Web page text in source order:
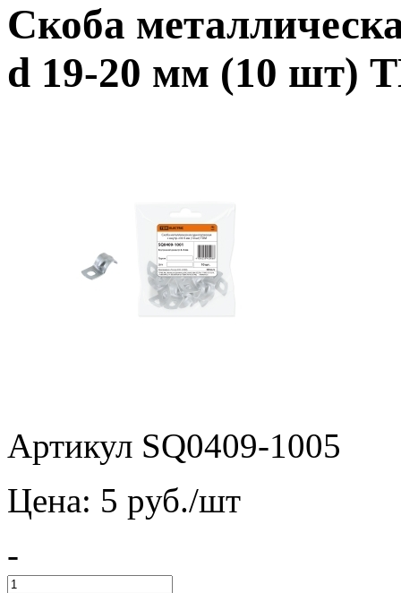
Скоба
d 19-20 мм (10 шт)
Артикул SQ0409-1005
Цена: 5 pуб./шт
-